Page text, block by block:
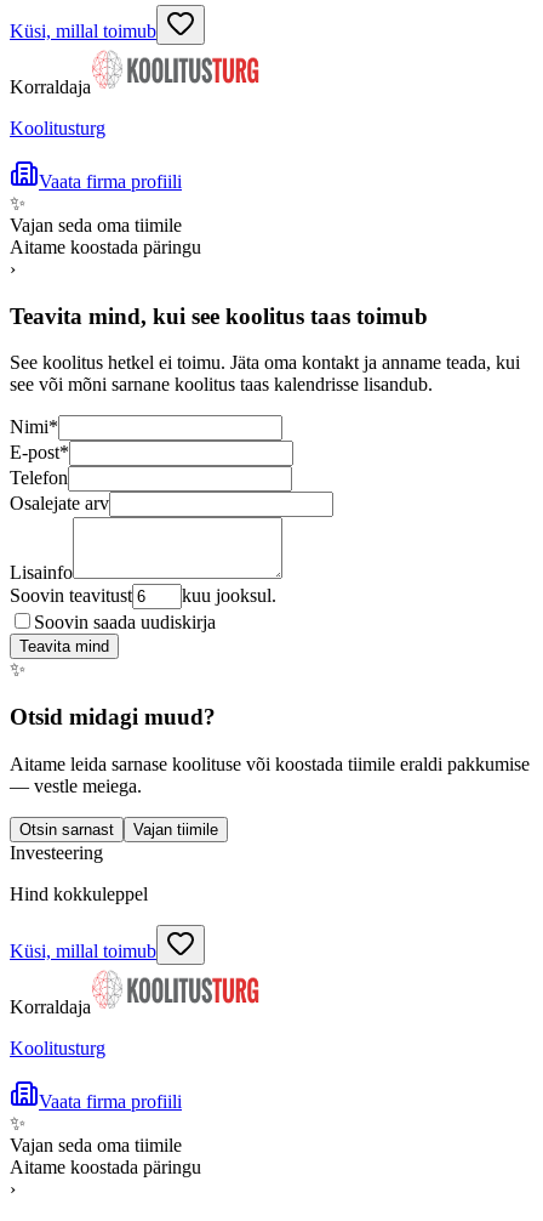
Küsi, millal toimub
Korraldaja
Koolitusturg
Vaata firma profiili
✨
Vajan seda oma tiimile
Aitame koostada päringu
›
Teavita mind, kui see koolitus taas toimub
See koolitus hetkel ei toimu. Jäta oma kontakt ja anname teada, kui
see või mõni sarnane koolitus taas kalendrisse lisandub.
Nimi*
E-post*
Telefon
Osalejate arv
Lisainfo
Soovin teavitust
kuu jooksul.
Soovin saada uudiskirja
Teavita mind
✨
Otsid midagi muud?
Aitame leida sarnase koolituse või koostada tiimile eraldi pakkumise
— vestle meiega.
Otsin sarnast Vajan tiimile
Investeering
Hind kokkuleppel
Küsi, millal toimub
Korraldaja
Koolitusturg
Vaata firma profiili
✨
Vajan seda oma tiimile
Aitame koostada päringu
›